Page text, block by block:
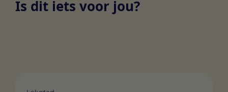
Is dit iets voor jou?